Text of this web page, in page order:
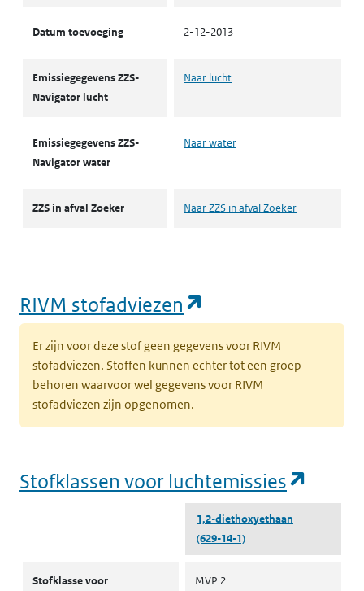
Datum toevoeging 2-12-2013
Emissiegegevens ZZS-
Navigator lucht
Naar lucht
Emissiegegevens ZZS-
Navigator water
Naar water
ZZS in afval Zoeker Naar ZZS in afval Zoeker
RIVM stofadviezen
Er zijn voor deze stof geen gegevens voor RIVM
stofadviezen. Stoffen kunnen echter tot een groep
behoren waarvoor wel gegevens voor RIVM
stofadviezen zijn opgenomen.
Stofklassen voor luchtemissies
1,2-diethoxyethaan
(629-14-1)
Stofklasse voor
MVP 2